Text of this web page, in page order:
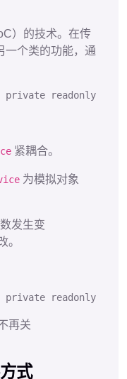
）的技术。在传
一个类的功能，通
private readonly
紧耦合。
为模拟对象
发生变
。
private readonly
再关
式